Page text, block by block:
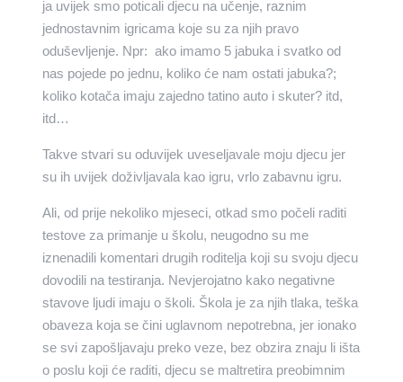
ja uvijek smo poticali djecu na učenje, raznim
jednostavnim igricama koje su za njih pravo
oduševljenje. Npr: ako imamo 5 jabuka i svatko od
nas pojede po jednu, koliko će nam ostati jabuka?;
koliko kotača imaju zajedno tatino auto i skuter? itd,
itd…
Takve stvari su oduvijek uveseljavale moju djecu jer
su ih uvijek doživljavala kao igru, vrlo zabavnu igru.
Ali, od prije nekoliko mjeseci, otkad smo počeli raditi
testove za primanje u školu, neugodno su me
iznenadili komentari drugih roditelja koji su svoju djecu
dovodili na testiranja. Nevjerojatno kako negativne
stavove ljudi imaju o školi. Škola je za njih tlaka, teška
obaveza koja se čini uglavnom nepotrebna, jer ionako
se svi zapošljavaju preko veze, bez obzira znaju li išta
o poslu koji će raditi, djecu se maltretira preobimnim